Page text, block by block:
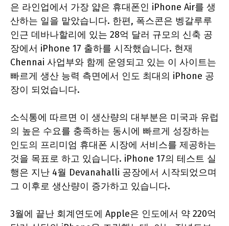
은 라인업에서 가장 얇은 휴대폰인 iPhone Air를 생
산하는 일을 맡았습니다. 한편, 폭스콘은 벵갈루루
인근 데바나할리에 있는 28억 달러 규모의 신축 공
장에서 iPhone 17 출하를 시작했습니다. 현재
Chennai 사업부와 함께 운영되고 있는 이 사이트는
빠르게 생산 능력 측면에서 인도 최대의 iPhone 공
장이 되었습니다.
소식통에 따르면 이 생산량의 대부분은 미국과 유럽
의 높은 수요를 충족하는 동시에 빠르게 성장하는
인도의 프리미엄 휴대폰 시장에 서비스를 제공하는
것을 목표로 하고 있습니다. iPhone 17의 테스트 실
행은 지난 4월 Devanahalli 공장에서 시작되었으며
그 이후로 생산량이 증가하고 있습니다.
3월에 끝난 회계연도에 Apple은 인도에서 약 220억